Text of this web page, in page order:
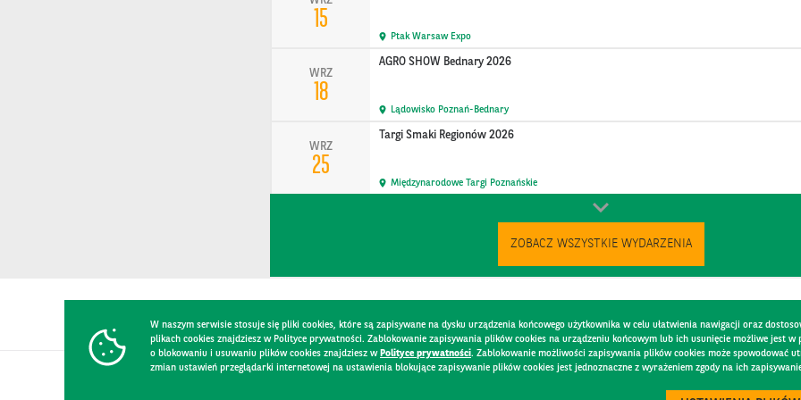
15
Ptak Warsaw Expo
WRZ
18
AGRO SHOW Bednary 2026
Lądowisko Poznań-Bednary
WRZ
25
Targi Smaki Regionów 2026
Międzynarodowe Targi Poznańskie
ZOBACZ WSZYSTKIE WYDARZENIA
W naszym serwisie stosuje się pliki cookies, które są zapisywane na dysku urządzenia końcowego użytkownika w celu ułatwienia nawigacji oraz
plikach cookies znajdziesz w Polityce prywatności. Zablokowanie zapisywania plików cookies na urządzeniu końcowym lub ich usunięcie możliwe jest
o blokowaniu i usuwaniu plików cookies znajdziesz w Polityce prywatności. Zablokowanie możliwości zapisywania plików cookies może spowodować
zmian ustawień przeglądarki internetowej na ustawienia blokujące zapisywanie plików cookies jest jednoznaczne z wyrażeniem zgody na ich